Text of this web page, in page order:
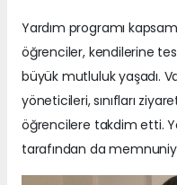
Yardım programı
öğrenciler, kendilerine
büyük mutluluk yaşadı.
yöneticileri, sınıfları
öğrencilere takdim etti.
tarafından da